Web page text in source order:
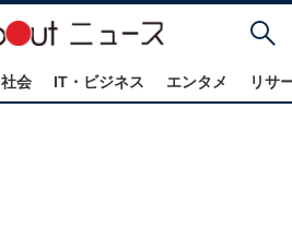
社会 IT・ビジネス エンタメ リサ